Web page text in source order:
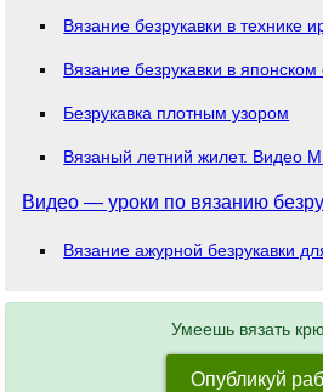
Вязание безрукавки в технике
Вязание безрукавки в японском
Безрукавка плотным узором
Вязаный летний жилет. Видео
Видео — уроки по вязанию
Вязание ажурной безрукавки
Умеешь вязать
Опубликуй